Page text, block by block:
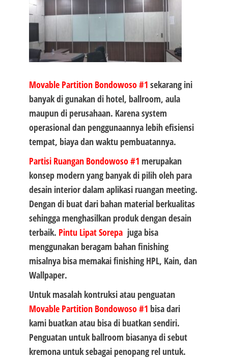
Movable Partition Bondowoso #1 sekarang ini
banyak di gunakan di hotel, ballroom, aula
maupun di perusahaan. Karena system
operasional dan penggunaannya lebih efisiensi
tempat, biaya dan waktu pembuatannya.
Partisi Ruangan Bondowoso #1 merupakan
konsep modern yang banyak di pilih oleh para
desain interior dalam aplikasi ruangan meeting.
Dengan di buat dari bahan material berkualitas
sehingga menghasilkan produk dengan desain
terbaik. Pintu Lipat Sorepa juga bisa
menggunakan beragam bahan finishing
misalnya bisa memakai finishing HPL, Kain, dan
Wallpaper.
Untuk masalah kontruksi atau penguatan
Movable PartitionBondowoso #1 bisa dari
kami buatkan atau bisa di buatkan sendiri.
Penguatan untuk ballroom biasanya di sebut
kremona untuk sebagai penopang rel untuk.